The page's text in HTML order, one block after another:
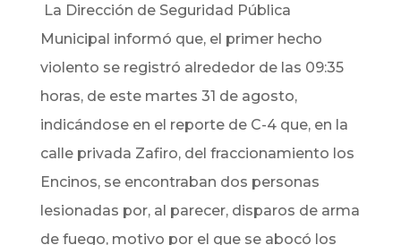
La Dirección de Seguridad Pública
Municipal informó que, el primer hecho
violento se registró alrededor de las 09:35
horas, de este martes 31 de agosto,
indicándose en el reporte de C-4 que, en la
calle privada Zafiro, del fraccionamiento los
Encinos, se encontraban dos personas
lesionadas por, al parecer, disparos de arma
de fuego, motivo por el que se abocó los